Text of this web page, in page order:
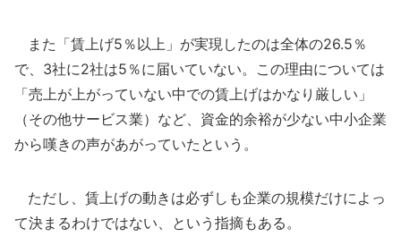
また「賃上げ5％以上」が実現したのは全体の26.5％
で、3社に2社は5％に届いていない。この理由については
「売上が上がっていない中での賃上げはかなり厳しい」
（その他サービス業）など、資金的余裕が少ない中小企業
から嘆きの声があがっていたという。
ただし、賃上げの動きは必ずしも企業の規模だけによっ
て決まるわけではない、という指摘もある。